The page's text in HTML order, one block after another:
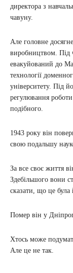
директора з
чавуну.
Але головне
виробництвом. Під
евакуйований до
технології
університету. Під
регулювання
подібного.
1943 року він
свою подальшу
За все своє життя
Здебільшого вони
сказати, що це була
Помер він у
Хтось може
Але це не так.